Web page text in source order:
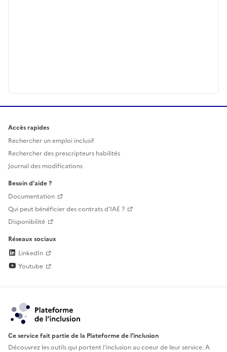
Accès rapides
Rechercher un emploi inclusif
Rechercher des prescripteurs habilités
Journal des modifications
Besoin d'aide ?
Documentation
Qui peut bénéficier des contrats d'IAE ?
Disponibilité
Réseaux sociaux
LinkedIn
Youtube
Ce service fait partie de la Plateforme de l’inclusion
Découvrez les outils qui portent l'inclusion aucoeur de leur service. A